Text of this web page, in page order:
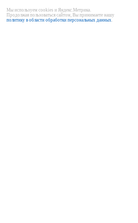
Мы используем cookies и Яндекс.Метрика.
Продолжая пользоваться сайтом, Вы принимаете нашу
политику в области обработки персональных данных.